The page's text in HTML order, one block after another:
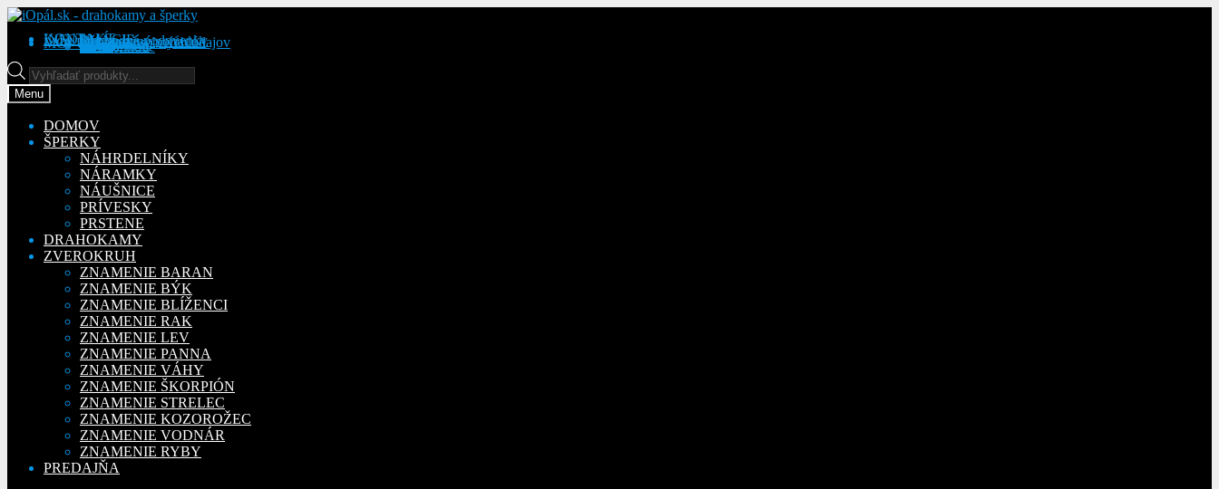
Preskočiť
navigáciu
Preskočiť
obsah
KONTAKT
INFORMÁCIE
Obchodné podmienky
Reklamačný poriadok
Ochrana osobných údajov
MÔJ ÚČETObjednávky
Adresy
Detaily účtu
Na stiahnutie
Products
search
Menu
DOMOV
ŠPERKY
NÁHRDELNÍKY
NÁRAMKY
NÁUŠNICE
PRÍVESKY
PRSTENE
DRAHOKAMY
ZVEROKRUH
ZNAMENIE BARAN
ZNAMENIE BÝK
ZNAMENIE BLÍŽENCI
ZNAMENIE RAK
ZNAMENIE LEV
ZNAMENIE PANNA
ZNAMENIE VÁHY
ZNAMENIE ŠKORPIÓN
ZNAMENIE STRELEC
ZNAMENIE KOZOROŽEC
ZNAMENIE VODNÁR
ZNAMENIE RYBY
PREDAJŇA